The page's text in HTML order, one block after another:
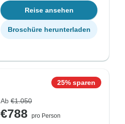
Reise ansehen
Broschüre herunterladen
25% sparen
Ab €1.050
€788
pro Person